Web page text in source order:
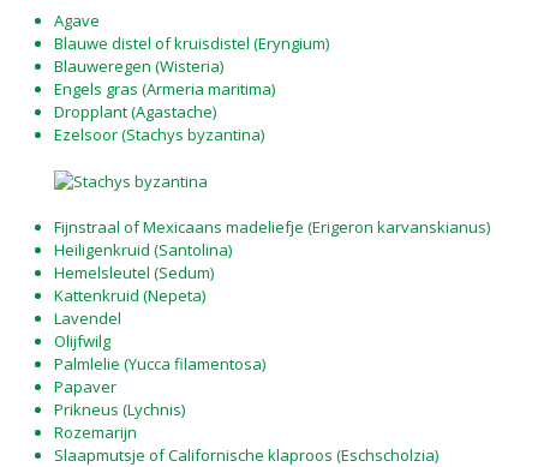
Agave
Blauwe distel of kruisdistel (Eryngium)
Blauweregen (Wisteria)
Engels gras (Armeria maritima)
Dropplant (Agastache)
Ezelsoor (Stachys byzantina)
Fijnstraal of Mexicaans madeliefje (Erigeron karvanskianus)
Heiligenkruid (Santolina)
Hemelsleutel (Sedum)
Kattenkruid (Nepeta)
Lavendel
Olijfwilg
Palmlelie (Yucca filamentosa)
Papaver
Prikneus (Lychnis)
Rozemarijn
Slaapmutsje of Californische klaproos (Eschscholzia)